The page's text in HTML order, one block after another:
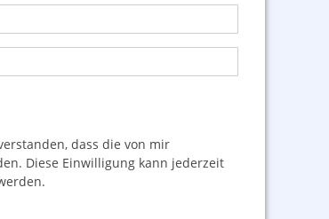
dass die von mir
Diese Einwilligung kann jederzeit